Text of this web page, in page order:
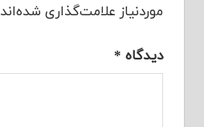
موردنیاز علامت‌گذاری شده‌اند
دیدگاه *